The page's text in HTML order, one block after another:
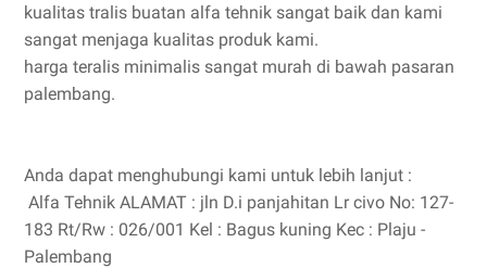
kualitas tralis buatan alfa tehnik sangat baik dan kami
sangat menjaga kualitas produk kami.
harga teralis minimalis sangat murah di bawah pasaran
palembang.
Anda dapat menghubungi kami untuk lebih lanjut :
Alfa Tehnik ALAMAT : jln D.i panjahitan Lr civo No: 127-
183 Rt/Rw : 026/001 Kel : Bagus kuning Kec : Plaju -
Palembang